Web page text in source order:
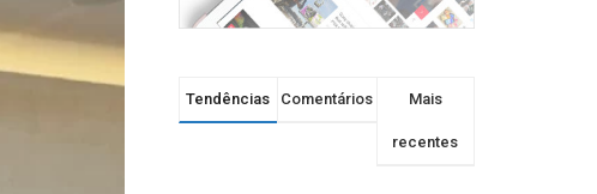
Tendências Comentários Mais
recentes